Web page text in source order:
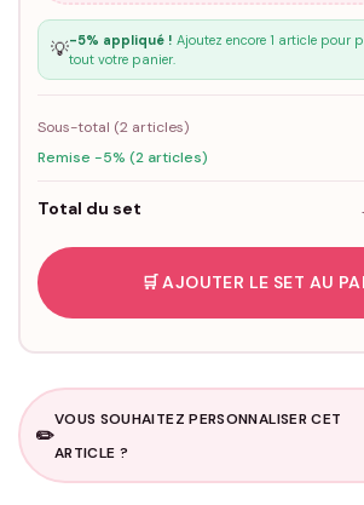
💡-5% appliqué ! Ajoutez encore 1 article pour
tout votre panier.
Sous-total (2articles)
Remise -5% (2 articles)
Total du set
🛒 AJOUTER LE SET AU
✏️
VOUS SOUHAITEZ PERSONNALISER CET
ARTICLE ?